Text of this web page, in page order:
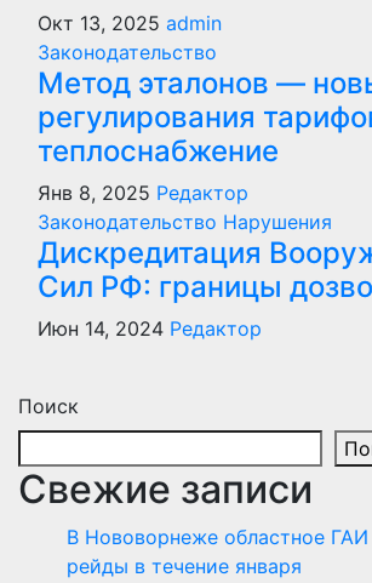
Окт 13, 2025 admin
Законодательство
Метод эталонов —
регулирования
теплоснабжение
Янв 8, 2025 Редактор
Законодательство Нарушения
Дискредитация
Сил РФ: границы
Июн 14, 2024 Редактор
Поиск
Свежие записи
В Нововорнеже областное ГАИ
рейды в течение января